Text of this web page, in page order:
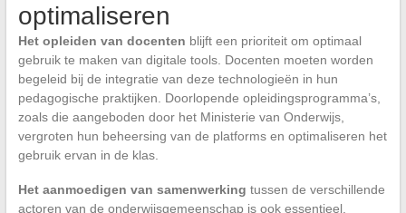
optimaliseren
Het opleiden van docenten blijft een prioriteit om optimaal
gebruik te maken van digitale tools. Docenten moeten worden
begeleid bij de integratie van deze technologieën in hun
pedagogische praktijken. Doorlopende opleidingsprogramma’s,
zoals die aangeboden door het Ministerie van Onderwijs,
vergroten hun beheersing van de platforms en optimaliseren het
gebruik ervan in de klas.
Het aanmoedigen van samenwerking tussen de verschillende
actoren van de onderwijsgemeenschap is ook essentieel.